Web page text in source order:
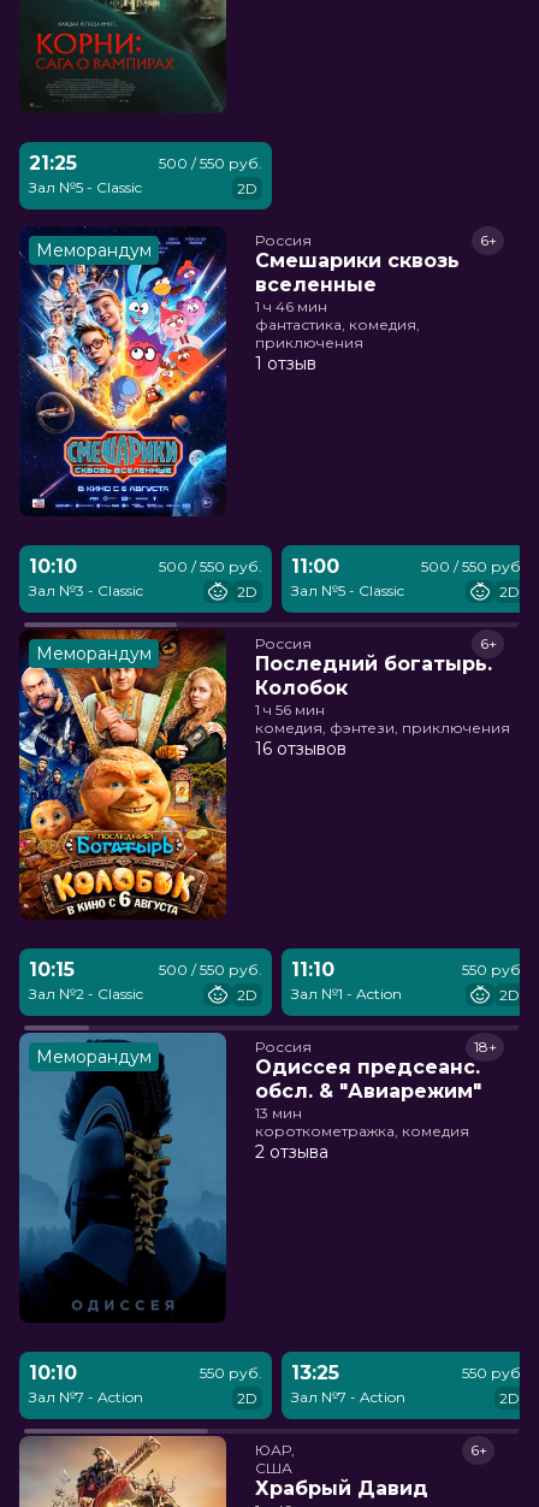
21:25
Зал №5 - Classic
500 / 550 руб.
2D
Меморандум Россия
Смешарики сквозь
вселенные
6+
1 ч 46 мин
фантастика, комедия,
приключения
1 отзыв
10:10
Зал №3 - Classic
500 / 550 руб.
2D
11:00
Зал №5 - Classic
500 / 550 руб.
2D
Меморандум Россия
Последний богатырь.
Колобок
6+
1 ч 56 мин
комедия, фэнтези, приключения
16 отзывов
10:15
Зал №2 - Classic
500 / 550 руб.
2D
11:10
Зал №1 - Action
550 руб.
2D
Меморандум Россия
Одиссея предсеанс.
обсл. & "Авиарежим"
18+
13 мин
короткометражка, комедия
2 отзыва
10:10
Зал №7 - Action
550 руб.
2D
13:25
Зал №7 - Action
550 руб.
2D
ЮАР,
США
Храбрый Давид
6+